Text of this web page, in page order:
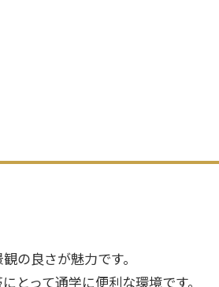
の良さが魅力です。
とって通学に便利な環境です。